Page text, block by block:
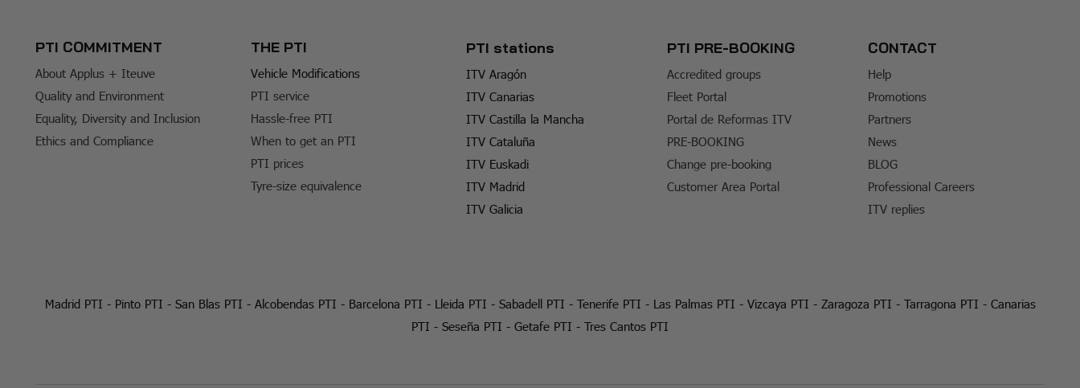
PTI COMMITMENT
About Applus + Iteuve
Quality and Environment
Equality, Diversity and Inclusion
Ethics and Compliance
THE PTI
Vehicle Modifications
PTI service
Hassle-free PTI
When to get an PTI
PTI prices
Tyre-size equivalence
PTI stations
ITV Aragón
ITV Canarias
ITV Castilla la Mancha
ITV Cataluña
ITV Euskadi
ITV Madrid
ITV Galicia
PTI PRE-BOOKING
Accredited groups
Fleet Portal
Portal de Reformas ITV
PRE-BOOKING
Change pre-booking
Customer Area Portal
CONTACT
Help
Promotions
Partners
News
BLOG
Professional Careers
ITV replies
Madrid PTI - Pinto PTI - San Blas PTI - Alcobendas PTI - Barcelona PTI - Lleida PTI - Sabadell PTI - Tenerife PTI - Las Palmas PTI - Vizcaya PTI - Zaragoza PTI - Tarragona PTI - Canarias
PTI - Seseña PTI - Getafe PTI - Tres Cantos PTI